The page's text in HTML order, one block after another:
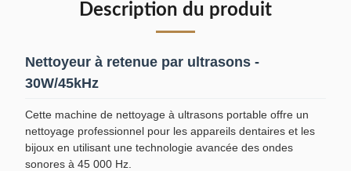
Description du produit
Nettoyeur à retenue par ultrasons -
30W/45kHz
Cette machine de nettoyage à ultrasons portable offre un
nettoyage professionnel pour les appareils dentaires et les
bijoux en utilisant une technologie avancée des ondes
sonores à 45 000 Hz.